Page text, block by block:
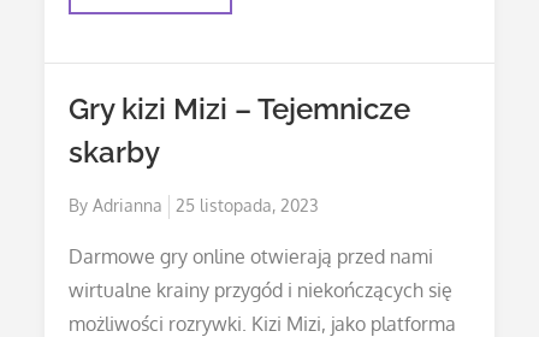
Uprawnienia
Gry kizi Mizi – Tejemnicze
skarby
ByAdrianna
Posted
25 listopada, 2023
Darmowe gry online otwierają przed nami
wirtualne krainy przygód i niekończących się
możliwości rozrywki. Kizi Mizi, jako platforma